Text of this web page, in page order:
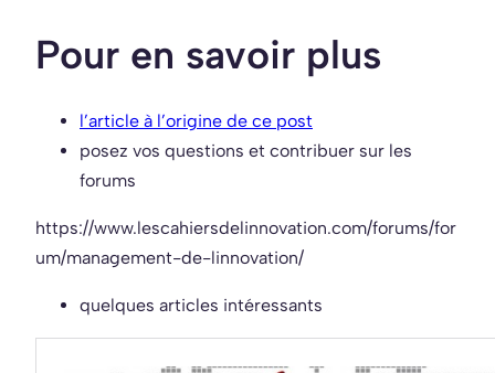
Pour en savoir plus
l’article à l’origine de ce post
posez vos questions et contribuer sur les
forums
https://www.lescahiersdelinnovation.com/forums/for
um/management-de-linnovation/
quelques articles intéressants